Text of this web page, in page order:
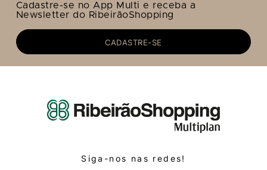
Cadastre-se no App Multi e receba a
Newsletter do RibeirãoShopping
CADASTRE-SE
Siga-nos nas redes!